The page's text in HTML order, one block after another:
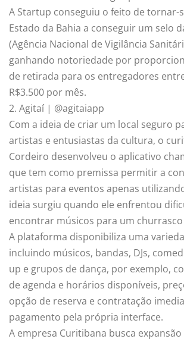
A Startup conseguiu o feito de tornar-
Estado da Bahia a conseguir um selo
(Agência Nacional de Vigilância
ganhando notoriedade por
de retirada para os entregadores
R$3.500 por mês.
2. Agitaí | @agitaiapp
Com a ideia de criar um local seguro
artistas e entusiastas da cultura, o
Cordeiro desenvolveu o aplicativo
que tem como premissa permitir a
artistas para eventos apenas
ideia surgiu quando ele enfrentou
encontrar músicos para um
A plataforma disponibiliza uma
incluindo músicos, bandas, DJs,
up e grupos de dança, por exemplo,
de agenda e horários disponíveis,
opção de reserva e contratação
pagamento pela própria interface.
A empresa Curitibana busca